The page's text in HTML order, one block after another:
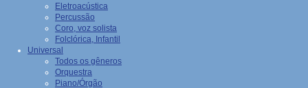
Eletroacústica
Percussão
Coro, voz solista
Folclórica, Infantil
Universal
Todos os gêneros
Orquestra
Piano/Órgão